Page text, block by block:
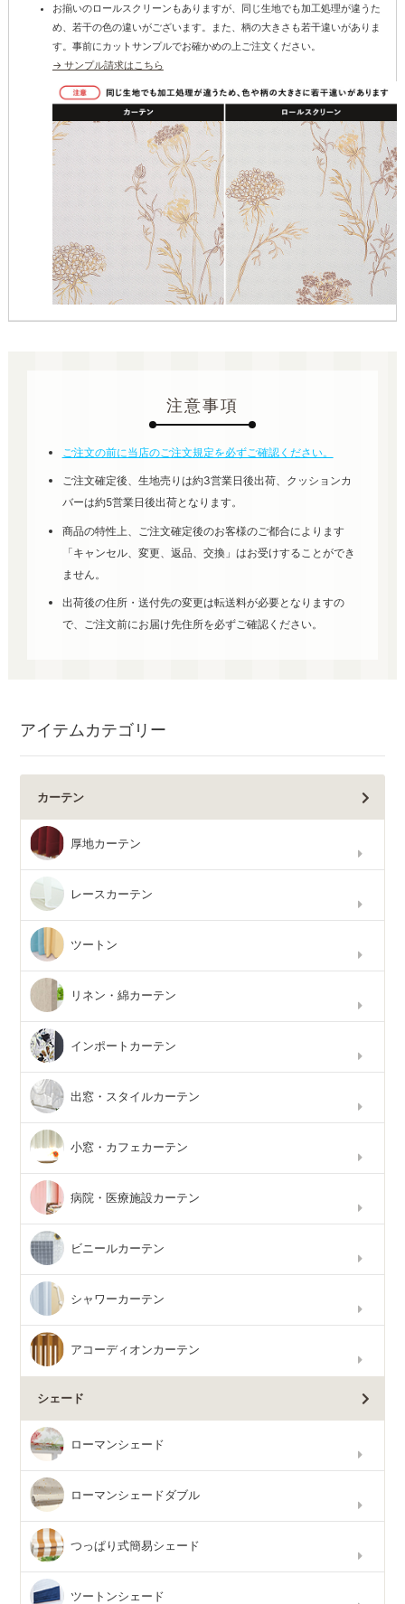
お揃いのロールスクリーンもありますが、同じ生地でも加工処理が違うた
め、若干の色の違いがございます。また、柄の大きさも若干違いがありま
す。事前にカットサンプルでお確かめの上ご注文ください。
→ サンプル請求はこちら
注意事項
ご注文の前に当店のご注文規定を必ずご確認ください。
ご注文確定後、生地売りは約3営業日後出荷、クッションカ
バーは約5営業日後出荷となります。
商品の特性上、ご注文確定後のお客様のご都合によります
「キャンセル、変更、返品、交換」はお受けすることができ
ません。
出荷後の住所・送付先の変更は転送料が必要となりますの
で、ご注文前にお届け先住所を必ずご確認ください。
アイテムカテゴリー
カーテン
厚地カーテン
レースカーテン
ツートン
リネン・綿カーテン
インポートカーテン
出窓・スタイルカーテン
小窓・カフェカーテン
病院・医療施設カーテン
ビニールカーテン
シャワーカーテン
アコーディオンカーテン
シェード
ローマンシェード
ローマンシェードダブル
つっぱり式簡易シェード
ツートンシェード